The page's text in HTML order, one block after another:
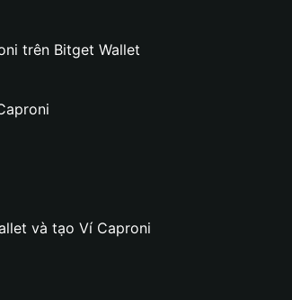
trên Bitget Wallet
và tạo Ví Caproni